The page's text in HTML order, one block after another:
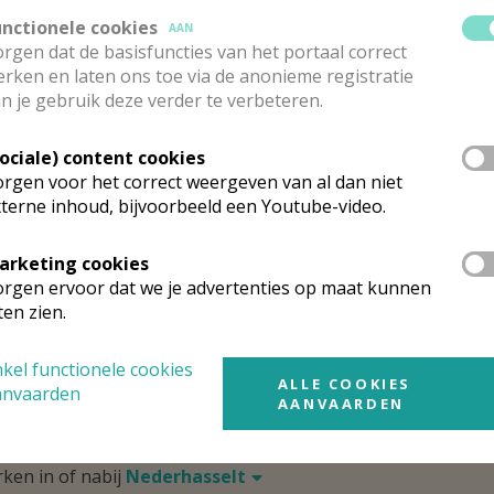
Antonius van Padua Ninove Outer
kerk vinden geen weekendvieringen plaats. Bekijk de details
de kerk, alsook een lijst met kerken in de buurt.
gevonden wat je zocht? Hier vind je links naar kerken,
in of nabij Nederhasselt
cookies
AAN
dat de basisfuncties van het portaal correct
en laten ons toe via de anonieme registratie
je gebruik deze verder te verbeteren.
content cookies
voor het correct weergeven van al dan niet
inhoud, bijvoorbeeld een Youtube-video.
cookies
ervoor dat we je advertenties op maat kunnen
zien.
functionele cookies
ALLE COOKIES
AANVAARDEN